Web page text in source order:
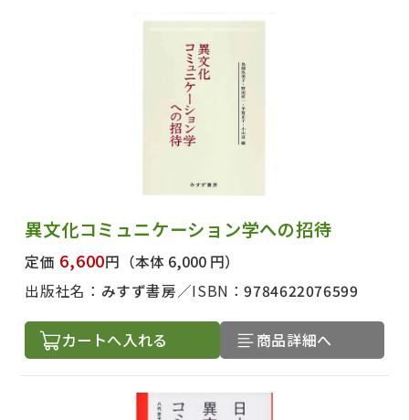
異文化コミュニケーション学への招待
定価 6,600円 （本体 6,000 円）
出版社名： みすず書房 ISBN：9784622076599
カートへ入れる 商品詳細へ